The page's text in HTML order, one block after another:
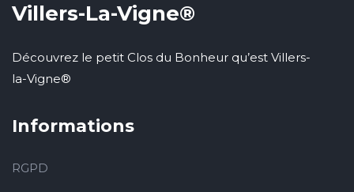
Villers-La-Vigne®
Découvrez le petit Clos du Bonheur qu’est Villers-
la-Vigne®
Informations
RGPD